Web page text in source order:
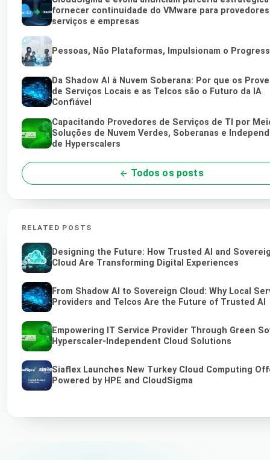
fornecer continuidade do VMware para
serviços e empresas
Pessoas, Não Plataformas, Impulsionam o
Da Shadow AI à Nuvem Soberana: Por que os
de Serviços Locais e as Telcos são o Futuro da IA
Confiável
Capacitando Provedores de Serviços de TI por
Soluções de Nuvem Verdes, Soberanas e
de Hyperscalers
Todos os posts
RELATED POSTS
Designing the Future: How Trusted AI and
Cloud Are Transforming Digital Experiences
From Shadow AI to Sovereign Cloud: Why Local
Providers and Telcos Are the Future of Trusted AI
Empowering IT Service Provider Through Green
Hyperscaler-Independent Cloud Solutions
Siaflex Launches New Turkey Cloud Computing
Powered by HPE and CloudSigma